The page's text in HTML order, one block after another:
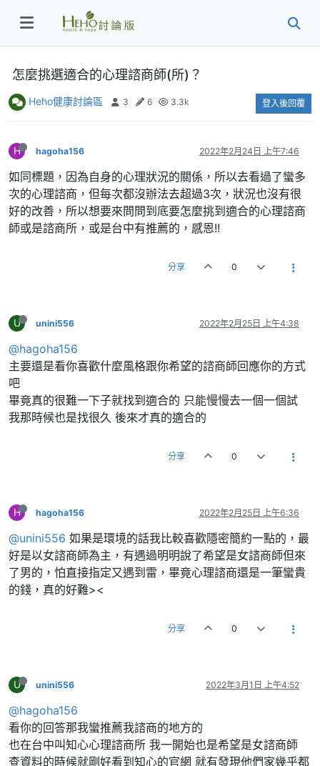
怎麼挑選適合的心理諮商師(所)？
Heho健康討論區 3 6 3.3k 登入後回覆
H hagoha156 2022年2月24日 上午7:46
如同標題，因為自身的心理狀況的關係，所以去看過了蠻多
次的心理諮商，但每次都沒辦法去超過3次，狀況也沒有很
好的改善，所以想要來問問到底要怎麼挑到適合的心理諮商
師或是諮商所，或是台中有推薦的，感恩!!
分享 0
U unini556 2022年2月25日 上午4:38
@hagoha156
主要還是看你喜歡什麼風格跟你希望的諮商師回應你的方式
吧
畢竟真的很難一下子就找到適合的 只能慢慢去一個一個試
我那時候也是找很久 後來才真的適合的
分享 0
H hagoha156 2022年2月25日 上午6:36
@unini556 如果是環境的話我比較喜歡隱密簡約一點的，最
好是以女諮商師為主，有遇過明明說了希望是女諮商師但來
了男的，怕直接指定又遇到雷，畢竟心理諮商還是一筆蠻貴
的錢，真的好難><
分享 0
U unini556 2022年3月1日 上午4:52
@hagoha156
看你的回答那我蠻推薦我諮商的地方的
也在台中叫知心心理諮商所 我一開始也是希望是女諮商師
查資料的時候就剛好看到知心的官網 就有發現他們家幾乎都